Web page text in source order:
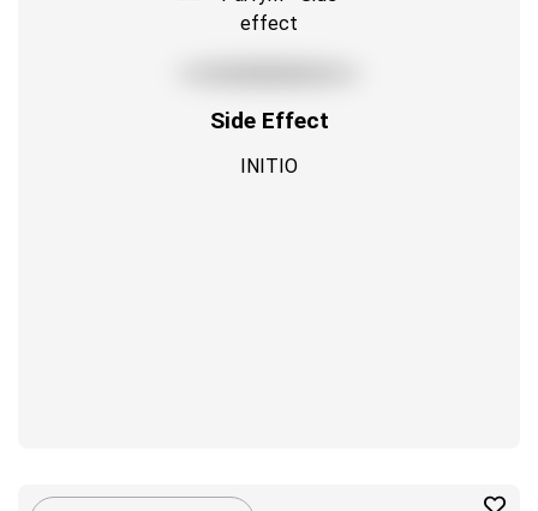
Side Effect
INITIO